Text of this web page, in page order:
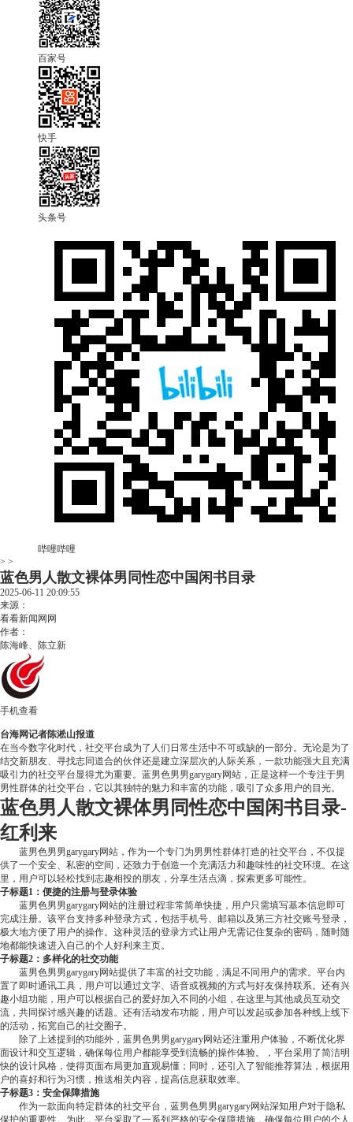
百家号
快手
头条号
哔哩哔哩
> >
蓝色男人散文裸体男同性恋中国闲书目录
2025-06-11 20:09:55
来源：
看看新闻网网
作者：
陈海峰、陈立新
手机查看
台海网记者陈淞山报道
在当今数字化时代，社交平台成为了人们日常生活中不可或缺的一部分。无论是为了
结交新朋友、寻找志同道合的伙伴还是建立深层次的人际关系，一款功能强大且充满
吸引力的社交平台显得尤为重要。蓝男色男男garygary网站，正是这样一个专注于男
男性群体的社交平台，它以其独特的魅力和丰富的功能，吸引了众多用户的目光。
蓝色男人散文裸体男同性恋中国闲书目录-
红利来
蓝男色男男garygary网站，作为一个专门为男男性群体打造的社交平台，不仅提
供了一个安全、私密的空间，还致力于创造一个充满活力和趣味性的社交环境。在这
里，用户可以轻松找到志趣相投的朋友，分享生活点滴，探索更多可能性。
子标题1：便捷的注册与登录体验
蓝男色男男garygary网站的注册过程非常简单快捷，用户只需填写基本信息即可
完成注册。该平台支持多种登录方式，包括手机号、邮箱以及第三方社交账号登录，
极大地方便了用户的操作。这种灵活的登录方式让用户无需记住复杂的密码，随时随
地都能快速进入自己的个人好利来主页。
子标题2：多样化的社交功能
蓝男色男男garygary网站提供了丰富的社交功能，满足不同用户的需求。平台内
置了即时通讯工具，用户可以通过文字、语音或视频的方式与好友保持联系。还有兴
趣小组功能，用户可以根据自己的爱好加入不同的小组，在这里与其他成员互动交
流，共同探讨感兴趣的话题。还有活动发布功能，用户可以发起或参加各种线上线下
的活动，拓宽自己的社交圈子。
除了上述提到的功能外，蓝男色男男garygary网站还注重用户体验，不断优化界
面设计和交互逻辑，确保每位用户都能享受到流畅的操作体验。，平台采用了简洁明
快的设计风格，使得页面布局更加直观易懂；同时，还引入了智能推荐算法，根据用
户的喜好和行为习惯，推送相关内容，提高信息获取效率。
子标题3：安全保障措施
作为一款面向特定群体的社交平台，蓝男色男男garygary网站深知用户对于隐私
保护的重要性。为此，平台采取了一系列严格的安全保障措施，确保每位用户的个人